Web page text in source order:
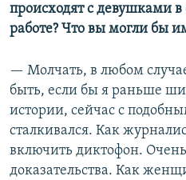
происходят с девушками
работе? Что вы могли бы
— Молчать, в любом
быть, если бы я раньше
истории, сейчас с
сталкивался. Как
включить диктофон.
доказательства. Как